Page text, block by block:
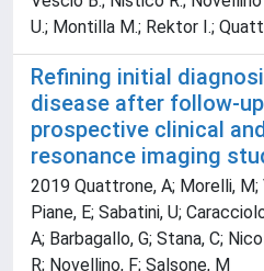
U.; Montilla M.; Rektor I.;
Refining initial
disease after follow-
prospective clinical
resonance imaging
2019 Quattrone, A; Morelli, M;
Piane, E; Sabatini, U;
A; Barbagallo, G; Stana, C;
R; Novellino, F; Salsone, M